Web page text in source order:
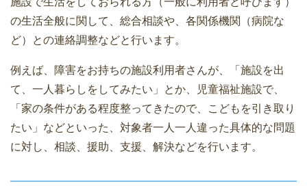
の生活全般に関して、総合相談や、各関係機関（病院な
ど）との連絡調整などと行います。
例えば、障害をお持ちの施設利用者さんが、「施設を出
て、一人暮らしをしてみたい」とか、児童福祉施設で、
「家の条件がある程度整ってきたので、こどもを引き取り
たい」などといった、対象者一人一人違った具体的な問題
に対し、相談、援助、支援、解決などを行います。